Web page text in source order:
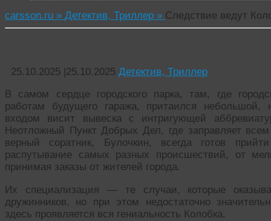
carsson.ru » Детектив, Триллер » Следствие ведут
25.10.2025 |25.10.2025 Детектив, Триллер
В самом сердце городского парка, там, где
работам будущего гаража, притаился
входом висит вывеска с интригующей
Неотложный Пункт Добрых Дел, где заправляет
верный соратник, Булочкин, всегда готов
распутывание самых разных происшествий, от
принимая заказы от жителей города.
Их специализация — те случаи, которые
дружинников, но при этом недостаточно
здесь проявляется вся гениальность Колобка.